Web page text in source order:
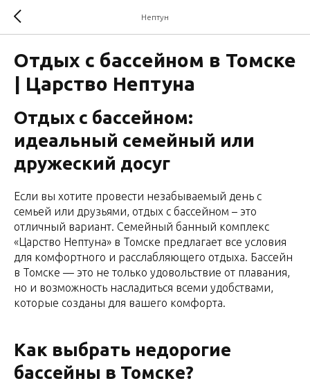
Нептун
Отдых с бассейном в Томске
| Царство Нептуна
Отдых с бассейном:
идеальный семейный или
дружеский досуг
Если вы хотите провести незабываемый день с
семьей или друзьями, отдых с бассейном – это
отличный вариант. Семейный банный комплекс
«Царство Нептуна» в Томске предлагает все условия
для комфортного и расслабляющего отдыха. Бассейн
в Томске — это не только удовольствие от плавания,
но и возможность насладиться всеми удобствами,
которые созданы для вашего комфорта.
Как выбрать недорогие
бассейны в Томске?